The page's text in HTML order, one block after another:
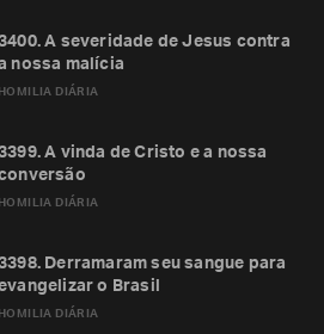
HOMILIA DIÁRIA
A severidade de Jesus contra
nossa malícia
HOMILIA DIÁRIA
A vinda de Cristo e a nossa
HOMILIA DIÁRIA
Derramaram seu sangue para
o Brasil